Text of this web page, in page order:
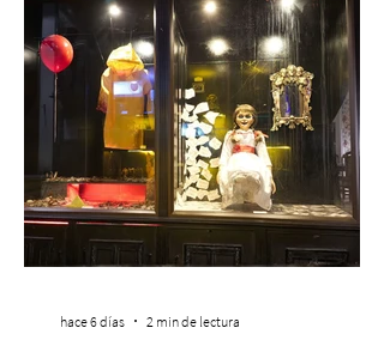
sorprendente puesta en escena pensada
especialmente pa
hace 6 días 2 min de lectura